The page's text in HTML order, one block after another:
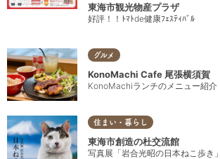
東海市観光物産プラザ
好評！！ﾄﾏﾄde健康ﾌｪｽﾃｨﾊﾞﾙ
グルメ
KonoMachi Cafe 尾張横須賀
KonoMachiランチのメニュー紹介
住まい・暮らし
東海市創造の杜交流館
写真展「岩合光昭の日本ねこ歩き